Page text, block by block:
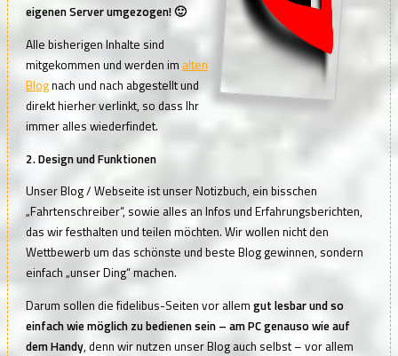
eigenen Server umgezogen! 🙂
Alle bisherigen Inhalte sind
mitgekommen und werden im alten
Blognach und nach abgestellt und
direkt hierher verlinkt, so dass Ihr
immer alles wiederfindet.
2. Design und Funktionen
Unser Blog / Webseite ist unser Notizbuch, ein bisschen
„Fahrtenschreiber“, sowie alles an Infos und Erfahrungsberichten,
das wir festhalten und teilen möchten. Wir wollen nicht den
Wettbewerb um das schönste und beste Blog gewinnen, sondern
einfach „unser Ding“ machen.
Darum sollen die fidelibus-Seiten vor allem gut lesbar und so
einfach wie möglich zu bedienen sein – am PC genauso wie auf
dem Handy, denn wir nutzen unser Blog auch selbst – vor allem